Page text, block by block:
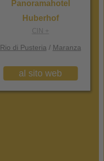
Panoramahotel
Huberhof
CIN +
Rio di Pusteria/ Maranza
al sito web